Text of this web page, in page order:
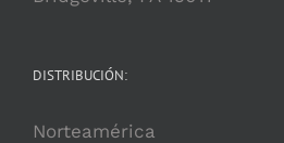
DISTRIBUCIÓN:
Norteamérica